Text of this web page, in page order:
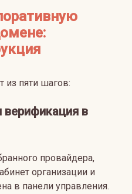
из пяти шагов:
верификация в
провайдера,
организации и
в панели управления.